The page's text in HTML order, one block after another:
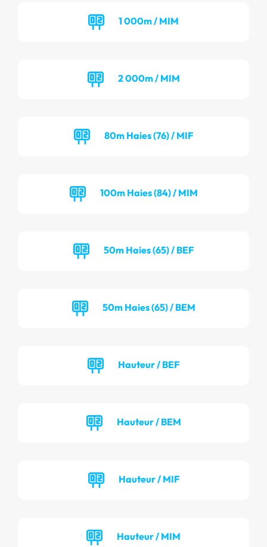
1 000m / MIM
2 000m / MIM
80m Haies (76) / MIF
100m Haies (84) / MIM
50m Haies (65) / BEF
50m Haies (65) / BEM
Hauteur / BEF
Hauteur / BEM
Hauteur / MIF
Hauteur / MIM